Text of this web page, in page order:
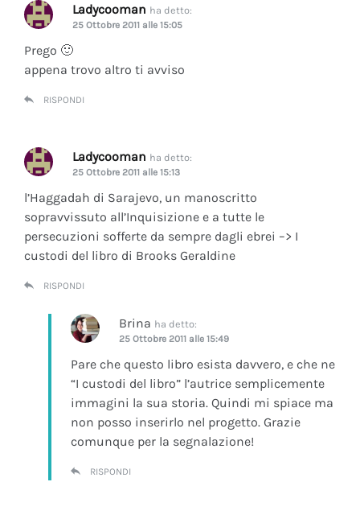
Ladycooman ha detto:
25 Ottobre 2011 alle 15:05
Prego 🙂
appena trovo altro ti avviso
RISPONDI
Ladycooman ha detto:
25 Ottobre 2011 alle 15:13
l’Haggadah di Sarajevo, un manoscritto
sopravvissuto all’Inquisizione e a tutte le
persecuzioni sofferte da sempre dagli ebrei –> I
custodi del libro di Brooks Geraldine
RISPONDI
Brina ha detto:
25 Ottobre 2011 alle 15:49
Pare che questo libro esista davvero, e che ne
“I custodi del libro” l’autrice semplicemente
immagini la sua storia. Quindi mi spiace ma
non posso inserirlo nel progetto. Grazie
comunque per la segnalazione!
RISPONDI